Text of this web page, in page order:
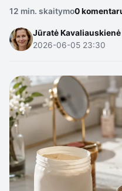
12 min. skaitymo0
Jūratė Kavaliauskienė
2026-06-05 23:30